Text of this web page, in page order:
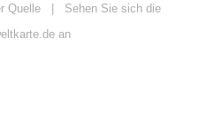
Quelle | Sehen Sie sich die
an